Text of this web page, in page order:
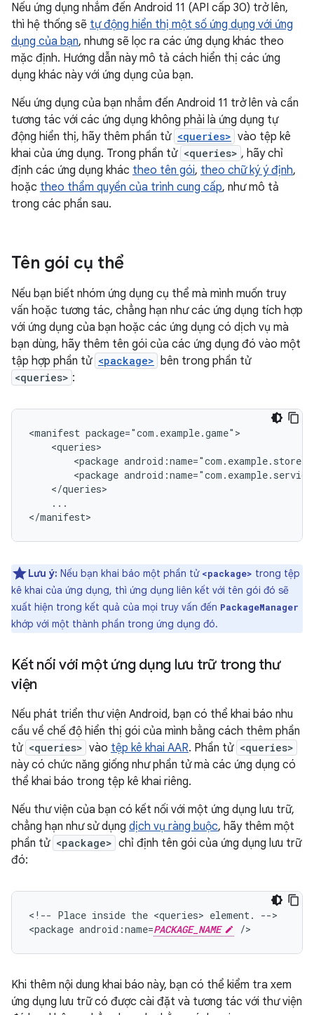
Nếu ứng dụng nhắm đến Android 11 (API cấp 30) trở lên,
thì hệ thống sẽ tự động hiển thị một số ứng dụng với ứng
dụng của bạn, nhưng sẽ lọc ra các ứng dụng khác theo
mặc định. Hướng dẫn này mô tả cách hiển thị các ứng
dụng khác này với ứng dụng của bạn.
Nếu ứng dụng của bạn nhắm đến Android 11 trở lên và cần
tương tác với các ứng dụng không phải là ứng dụng tự
động hiển thị, hãy thêm phần tử <queries> vào tệp kê
khai của ứng dụng. Trong phần tử <queries> , hãy chỉ
định các ứng dụng khác theo tên gói, theo chữ ký ý định,
hoặc theo thẩm quyền của trình cung cấp, như mô tả
trong các phần sau.
Tên gói cụ thể
Nếu bạn biết nhóm ứng dụng cụ thể mà mình muốn truy
vấn hoặc tương tác, chẳng hạn như các ứng dụng tích hợp
với ứng dụng của bạn hoặc các ứng dụng có dịch vụ mà
bạn dùng, hãy thêm tên gói của các ứng dụng đó vào một
tập hợp phần tử <package> bên trong phần tử
<queries> :
<manifest
<package android:name="com.example.store"
<package
...
</manifest>
Lưu ý: Nếu bạn khai báo một phần tử <package> trong tệp
kê khai của ứng dụng, thì ứng dụng liên kết với tên gói đó sẽ
xuất hiện trong kết quả của mọi truy vấn đến PackageManager
khớp với một thành phần trong ứng dụng đó.
Kết nối với một ứng dụng lưu trữ trong thư
viện
Nếu phát triển thư viện Android, bạn có thể khai báo nhu
cầu về chế độ hiển thị gói của mình bằng cách thêm phần
tử <queries> vào tệp kê khai AAR. Phần tử <queries>
này có chức năng giống như phần tử mà các ứng dụng có
thể khai báo trong tệp kê khai riêng.
Nếu thư viện của bạn có kết nối với một ứng dụng lưu trữ,
chẳng hạn như sử dụng dịch vụ ràng buộc, hãy thêm một
phần tử <package> chỉ định tên gói của ứng dụng lưu trữ
đó:
<!-- Place inside the <queries> element.
-->
<package android:name=PACKAGE_NAME />
Khi thêm nội dung khai báo này, bạn có thể kiểm tra xem
ứng dụng lưu trữ có được cài đặt và tương tác với thư viện